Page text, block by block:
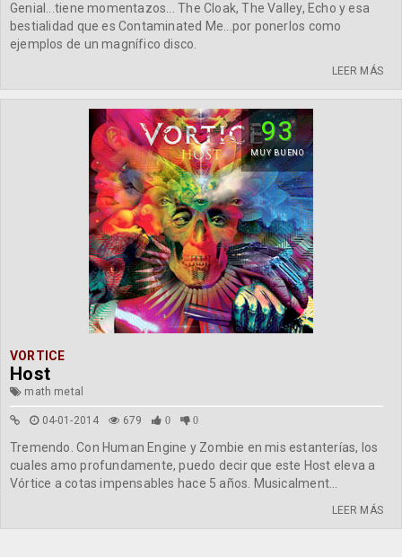
Genial...tiene momentazos... The Cloak, The Valley, Echo y esa
bestialidad que es Contaminated Me...por ponerlos como
ejemplos de un magnífico disco.
LEER MÁS
93
MUY BUENO
VORTICE
Host
math metal
04-01-2014 679 0 0
Tremendo. Con Human Engine y Zombie en mis estanterías, los
cuales amo profundamente, puedo decir que este Host eleva a
Vórtice a cotas impensables hace 5 años. Musicalment...
LEER MÁS